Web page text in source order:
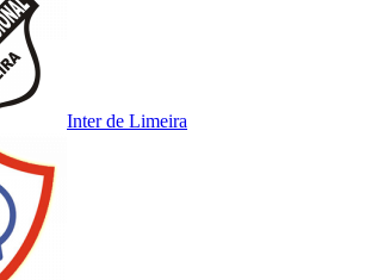
Inter de Limeira